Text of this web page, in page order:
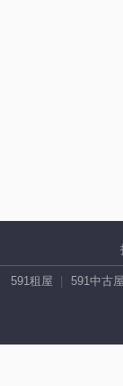
591租屋 591中古屋